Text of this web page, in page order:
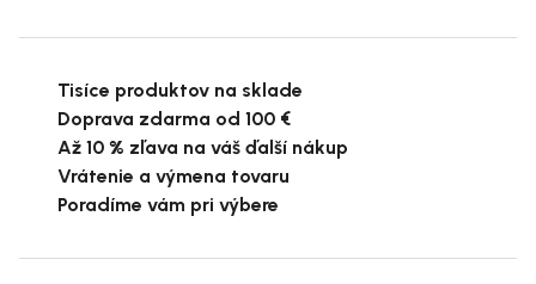
Tisíce produktov na sklade
Doprava zdarma od 100 €
Až 10 % zľava na váš ďalší nákup
Vrátenie a výmena tovaru
Poradíme vám pri výbere